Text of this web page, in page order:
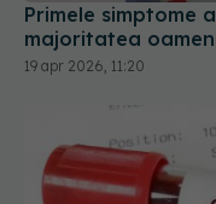
Primele simptome
majoritatea
19 apr 2026, 11:20